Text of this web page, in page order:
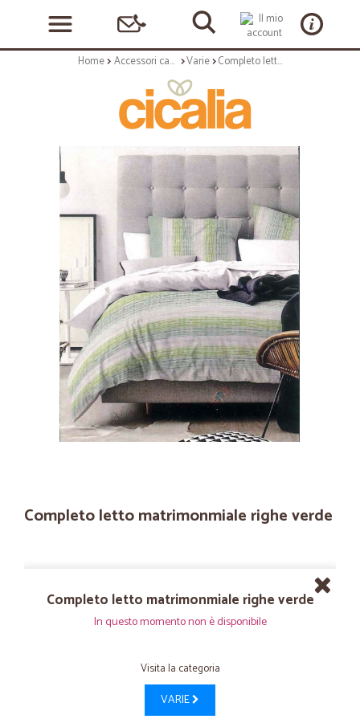
Home Accessori casa e cucina Varie Completo letto matrimonmiale righe verde
Completo letto matrimonmiale righe verde
Completo letto matrimonmiale righe verde
In questo momento non è disponibile
Visita la categoria
VARIE